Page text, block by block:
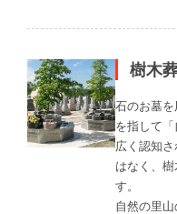
樹木
石のお墓
を指して
広く認知
はなく、
す。
自然の里